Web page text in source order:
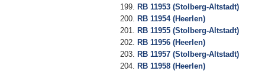
RB 11953 (Stolberg-Altstadt)
RB 11954 (Heerlen)
RB 11955 (Stolberg-Altstadt)
RB 11956 (Heerlen)
RB 11957 (Stolberg-Altstadt)
RB 11958 (Heerlen)